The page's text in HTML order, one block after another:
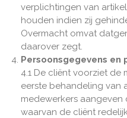
verplichtingen van
houden indien zij
Overmacht omvat
daarover zegt.
Persoonsgegevens en
4.1 De cliënt voorziet
eerste behandeling van
medewerkers
waarvan de cliënt